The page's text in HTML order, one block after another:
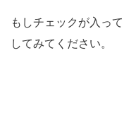
もしチェックが入っ
してみてください。